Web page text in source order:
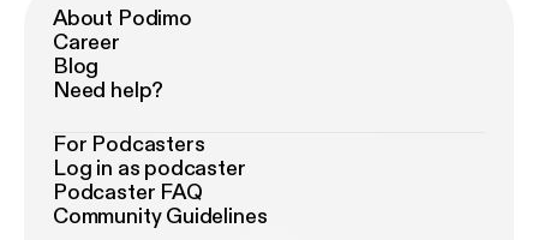
About Podimo
Career
Blog
Need help?
For Podcasters
Log in as podcaster
Podcaster FAQ
Community Guidelines